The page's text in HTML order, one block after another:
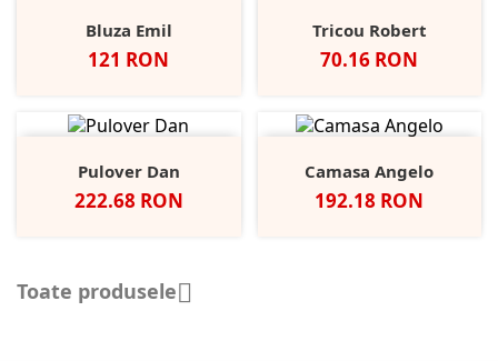
Bluza Emil
Pret
121 RON
Tricou Robert
Pret
70.16 RON
Pulover Dan
Pret
222.68 RON
Camasa Angelo
Pret
192.18 RON
Toate produsele